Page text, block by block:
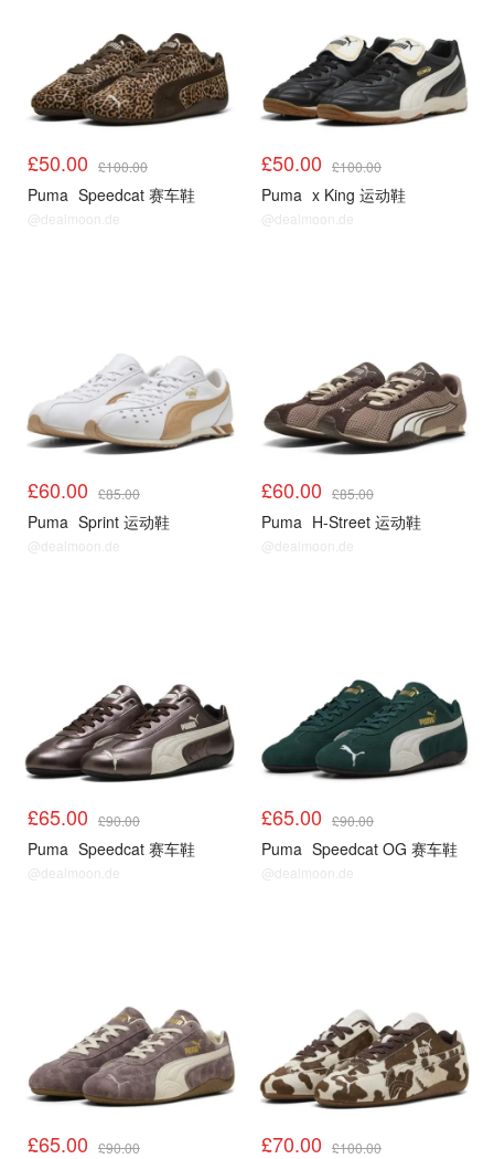
£50.00 £100.00
Puma Speedcat 赛车鞋
@dealmoon.de
£50.00 £100.00
Puma x King 运动鞋
@dealmoon.de
£60.00 £85.00
Puma Sprint 运动鞋
@dealmoon.de
£60.00 £85.00
Puma H-Street 运动鞋
@dealmoon.de
£65.00 £90.00
Puma Speedcat 赛车鞋
@dealmoon.de
£65.00 £90.00
Puma Speedcat OG 赛车鞋
@dealmoon.de
£65.00 £90.00 £70.00 £100.00